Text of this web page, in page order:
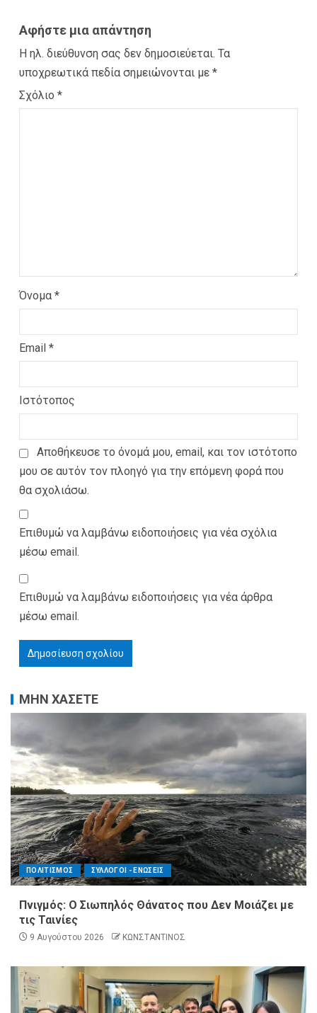
Αφήστε μια απάντηση
Η ηλ. διεύθυνση σας δεν δημοσιεύεται. Τα
υποχρεωτικά πεδία σημειώνονται με *
Σχόλιο *
Όνομα *
Email *
Ιστότοπος
Αποθήκευσε το όνομά μου, email, και τον ιστότοπο
μου σε αυτόν τον πλοηγό για την επόμενη φορά που
θα σχολιάσω.
Επιθυμώ να λαμβάνω ειδοποιήσεις για νέα σχόλια
μέσω email.
Επιθυμώ να λαμβάνω ειδοποιήσεις για νέα άρθρα
μέσω email.
ΜΗΝ ΧΑΣΕΤΕ
ΠΟΛΙΤΙΣΜΟΣ ΣΥΛΛΟΓΟΙ - ΕΝΩΣΕΙΣ
Πνιγμός: Ο Σιωπηλός Θάνατος που Δεν Μοιάζει με
τις Ταινίες
9 Αυγούστου 2026 ΚΩΝΣΤΑΝΤΙΝΟΣ